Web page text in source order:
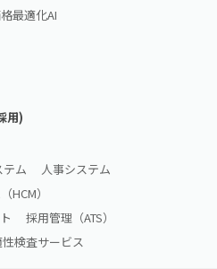
最適化AI
用)
ム
人事システム
HCM）
採用管理（ATS）
検査サービス